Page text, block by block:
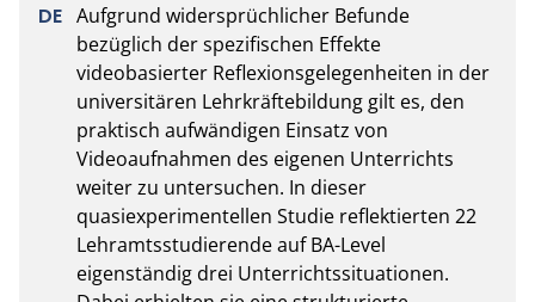
Aufgrund widersprüchlicher Befunde
bezüglich der spezifischen Effekte
videobasierter Reflexionsgelegenheiten in der
universitären Lehrkräftebildung gilt es, den
praktisch aufwändigen Einsatz von
Videoaufnahmen des eigenen Unterrichts
weiter zu untersuchen. In dieser
quasiexperimentellen Studie reflektierten 22
Lehramtsstudierende auf BA-Level
eigenständig drei Unterrichtssituationen.